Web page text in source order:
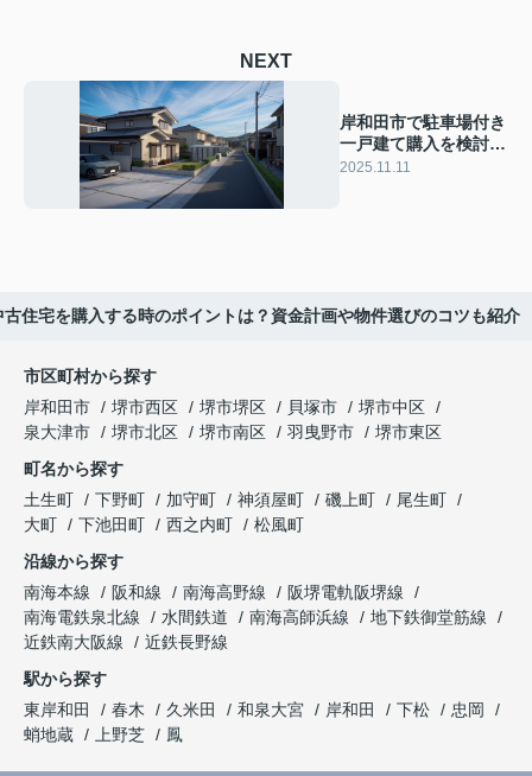
NEXT
岸和田市で駐車場付き
一戸建て購入を検討中
ですか 家族に合う選
2025.11.11
住宅を購入する時のポイントは？資金計画や物件選びのコツも紹介
市区町村から探す
岸和田市
堺市西区 堺市堺区 貝塚市
堺市中区
泉大津市
堺市北区 堺市南区 羽曳野市
堺市東区
町名から探す
土生町
下野町 加守町 神須屋町 磯上町
尾生町
大町
下池田町 西之内町
松風町
沿線から探す
南海本線
阪和線 南海高野線
阪堺電軌阪堺線
南海電鉄泉北線
水間鉄道 南海高師浜線
地下鉄御堂筋線
近鉄南大阪線
近鉄長野線
駅から探す
東岸和田
春木 久米田 和泉大宮 岸和田 下松
忠岡
蛸地蔵
上野芝 鳳